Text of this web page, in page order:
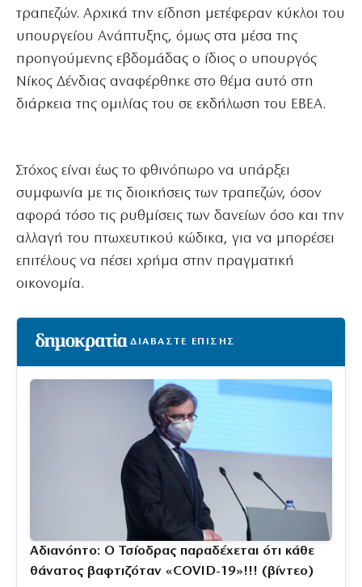
τραπεζών. Αρχικά την είδηση μετέφεραν κύκλοι του
υπουργείου Ανάπτυξης, όμως στα μέσα της
προηγούμενης εβδομάδας ο ίδιος ο υπουργός
Νίκος Δένδιας αναφέρθηκε στο θέμα αυτό στη
διάρκεια της ομιλίας του σε εκδήλωση του ΕΒΕΑ.
Στόχος είναι έως το φθινόπωρο να υπάρξει
συμφωνία με τις διοικήσεις των τραπεζών, όσον
αφορά τόσο τις ρυθμίσεις των δανείων όσο και την
αλλαγή του πτωχευτικού κώδικα, για να μπορέσει
επιτέλους να πέσει χρήμα στην πραγματική
οικονομία.
ΔΙΑΒΑΣΤΕ ΕΠΙΣΗΣ
Αδιανόητο: Ο Τσίοδρας παραδέχεται ότι κάθε
θάνατος βαφτιζόταν «COVID-19»!!! (βίντεο)